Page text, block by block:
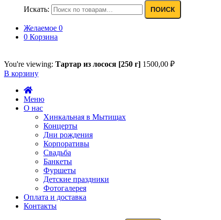
Искать:
ПОИСК
Желаемое 0
0 Корзина
You're viewing: Тартар из лосося [250 г] 1500,00 ₽
В корзину
Меню
О нас
Хинкальная в Мытищах
Концерты
Дни рождения
Корпоративы
Свадьба
Банкеты
Фуршеты
Детские праздники
Фотогалерея
Оплата и доставка
Контакты